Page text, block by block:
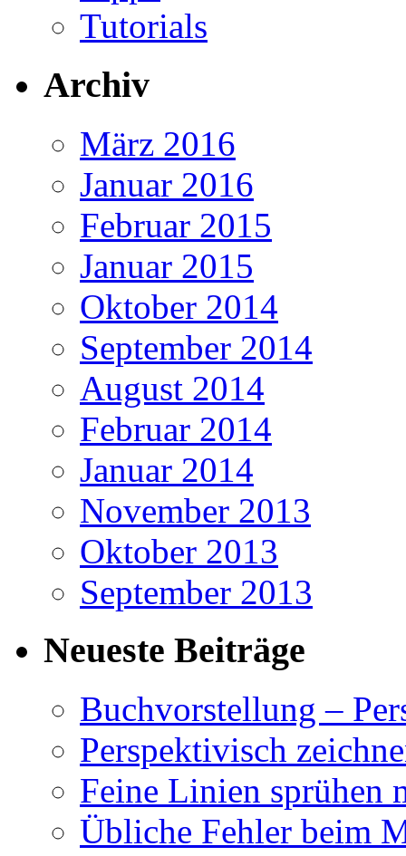
Tutorials
Archiv
März 2016
Januar 2016
Februar 2015
Januar 2015
Oktober 2014
September 2014
August 2014
Februar 2014
Januar 2014
November 2013
Oktober 2013
September 2013
Neueste Beiträge
Buchvorstellung –
Perspektivisch
Feine Linien sprühen
Übliche Fehler beim